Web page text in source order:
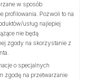
120
w sposób
profilowania. Pozwoli to na
usług najlepiej
nie będą
zgody na skorzystanie z
o specjalnych
zgodę na przetwarzanie